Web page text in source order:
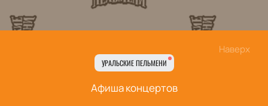
Наверх
УРАЛЬСКИЕ ПЕЛЬМЕНИ
Афиша концертов